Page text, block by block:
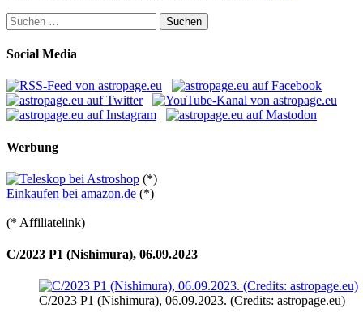
Suchen
nach:
Social Media
Werbung
(*)
Einkaufen bei amazon.de (*)
(* Affiliatelink)
C/2023 P1 (Nishimura), 06.09.2023
C/2023 P1 (Nishimura), 06.09.2023. (Credits: astropage.eu)